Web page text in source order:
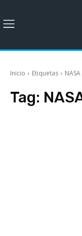
Inicio Etiquetas NASA
Tag: